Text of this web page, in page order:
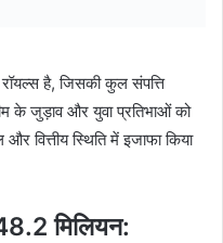
है, जिसकी कुल संपत्ति
के जुड़ाव और युवा प्रतिभाओं को
वित्तीय स्थिति में इजाफा किया
मिलियन: